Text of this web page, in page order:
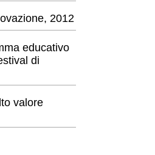
2012
educativo
di
valore